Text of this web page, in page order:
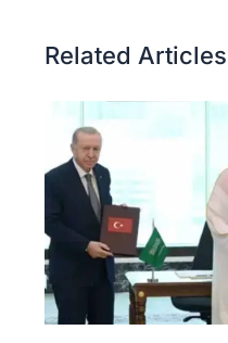
Related Articles